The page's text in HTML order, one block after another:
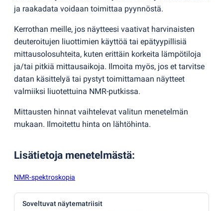
ja raakadata voidaan toimittaa pyynnöstä.
Kerrothan meille, jos näytteesi vaativat harvinaisten
deuteroitujen liuottimien käyttöä tai epätyypillisiä
mittausolosuhteita, kuten erittäin korkeita lämpötiloja
ja/tai pitkiä mittausaikoja. Ilmoita myös, jos et tarvitse
datan käsittelyä tai pystyt toimittamaan näytteet
valmiiksi liuotettuina NMR-putkissa.
Mittausten hinnat vaihtelevat valitun menetelmän
mukaan. Ilmoitettu hinta on lähtöhinta.
Lisätietoja menetelmästä:
NMR-spektroskopia
Soveltuvat näytematriisit